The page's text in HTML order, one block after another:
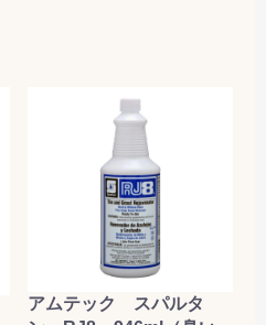
アムテック スパルタ